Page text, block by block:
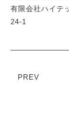
有限会社ハイテ
24-1
PREV